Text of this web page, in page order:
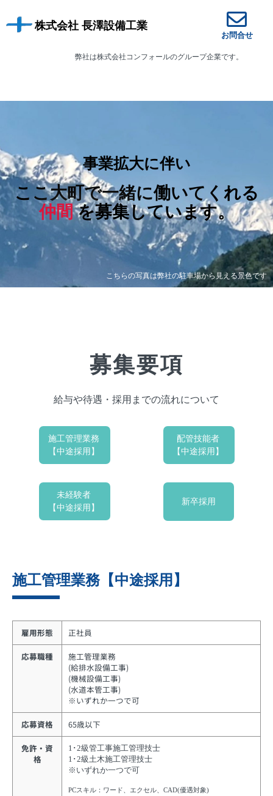
株式会社 長澤設備工業
お問合せ
弊社は株式会社コンフォールのグループ企業です。
事業拡大に伴い
ここ大町で一緒に働いてくれる
仲間を募集しています。
こちらの写真は弊社の駐車場から見える景色です
募集要項
給与や待遇・採用までの流れについて
施工管理業務
【中途採用】
配管技能者
【中途採用】
未経験者
【中途採用】
新卒採用
施工管理業務【中途採用】
雇用形態 正社員
応募職種
施工管理業務
(給排水設備工事)
(機械設備工事)
(水道本管工事)
※いずれか一つで可
応募資格 65歳以下
免許・資
格
1･2級管工事施工管理技士
1･2級土木施工管理技士
※いずれか一つで可
PCスキル：ワード、エクセル、CAD(優遇対象)